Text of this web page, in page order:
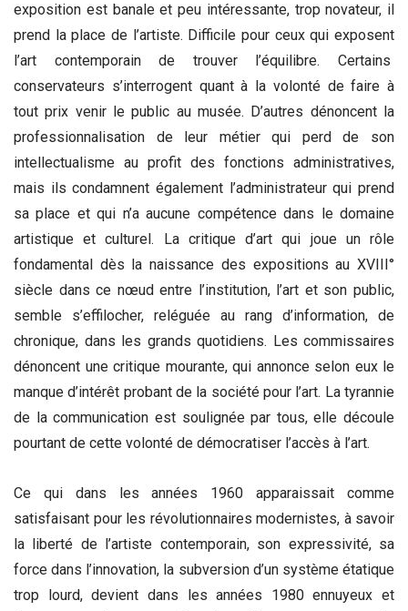
exposition est banale et peu intéressante, trop novateur, il
prend la place de l’artiste. Difficile pour ceux qui exposent
l’art contemporain de trouver l’équilibre. Certains
conservateurs s’interrogent quant à la volonté de faire à
tout prix venir le public au musée. D’autres dénoncent la
professionnalisation de leur métier qui perd de son
intellectualisme au profit des fonctions administratives,
mais ils condamnent également l’administrateur qui prend
sa place et qui n’a aucune compétence dans le domaine
artistique et culturel. La critique d’art qui joue un rôle
fondamental dès la naissance des expositions au XVIII°
siècle dans ce nœud entre l’institution, l’art et son public,
semble s’effilocher, reléguée au rang d’information, de
chronique, dans les grands quotidiens. Les commissaires
dénoncent une critique mourante, qui annonce selon eux le
manque d’intérêt probant de la société pour l’art. La tyrannie
de la communication est soulignée par tous, elle découle
pourtant de cette volonté de démocratiser l’accès à l’art.
Ce qui dans les années 1960 apparaissait comme
satisfaisant pour les révolutionnaires modernistes, à savoir
la liberté de l’artiste contemporain, son expressivité, sa
force dans l’innovation, la subversion d’un système étatique
trop lourd, devient dans les années 1980 ennuyeux et